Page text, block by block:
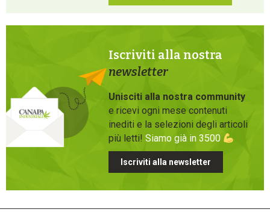
Iscriviti alla nostra
newsletter
Unisciti alla nostra community
e ricevi ogni mese contenuti
inediti e la selezioni degli articoli
più letti! Siamo già in 3500
Iscriviti alla newsletter